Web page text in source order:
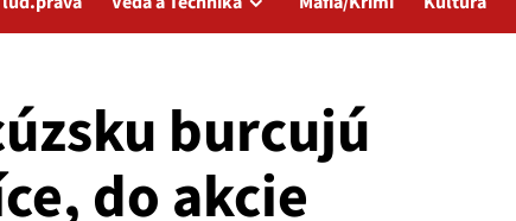
burcujú
do akcie